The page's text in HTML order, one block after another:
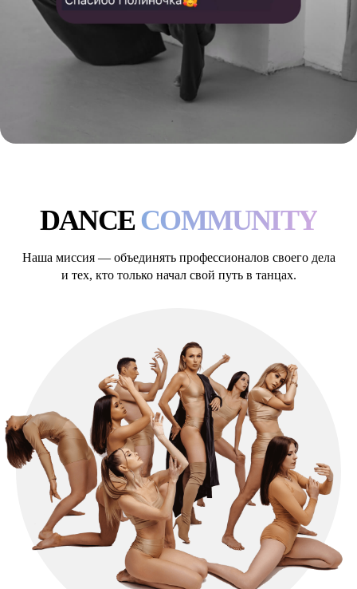
DANCECOMMUNITY
Наша миссия — объединять профессионалов своего дела
и тех, кто только начал свой путь в танцах.